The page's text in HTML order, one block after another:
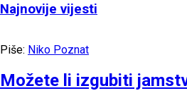
Najnovije vijesti
Piše: Niko Poznat
Možete li izgubiti